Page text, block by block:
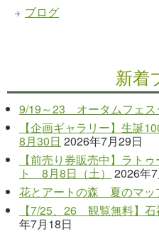
ブログ
新着
9/19～23 オータムフェ
【企画ギャラリー】生
8月30日 2026年7月29日
【前売り券販売中】ラト
ト 8月8日（土）
2026年
花とアートの森 夏のマ
【7/25、26 観覧無料】
年7月18日